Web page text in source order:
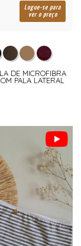
Logue-se para
ver o preço
DE MICROFIBRA
PALA LATERAL